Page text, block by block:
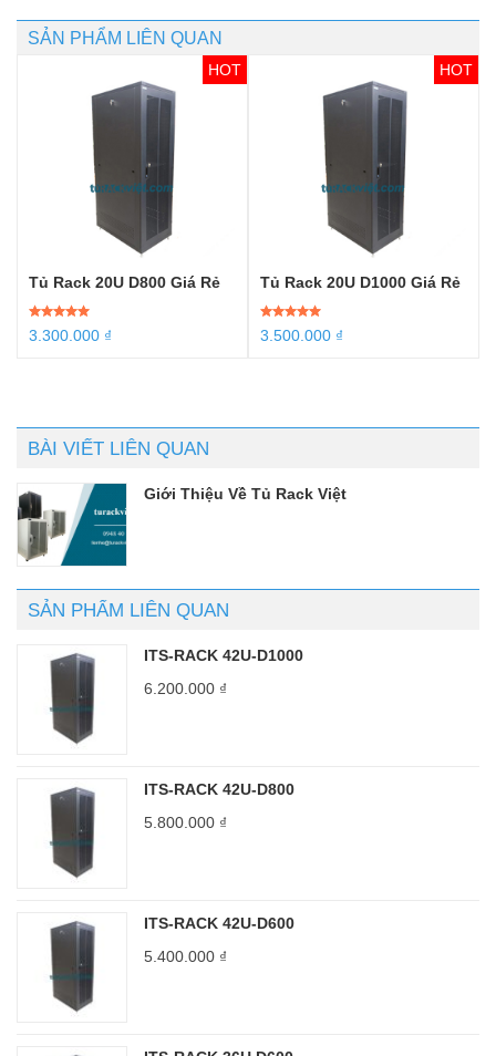
SẢN PHẨM LIÊN QUAN
Tủ Rack 20U D800 Giá Rẻ
Được xếp
3.300.000 ₫
Tủ Rack 20U D1000 Giá Rẻ
Được xếp
3.500.000 ₫
BÀI VIẾT LIÊN QUAN
Giới Thiệu Về Tủ Rack Việt
SẢN PHẨM LIÊN QUAN
ITS-RACK 42U-D1000
6.200.000 ₫
ITS-RACK 42U-D800
5.800.000 ₫
ITS-RACK 42U-D600
5.400.000 ₫